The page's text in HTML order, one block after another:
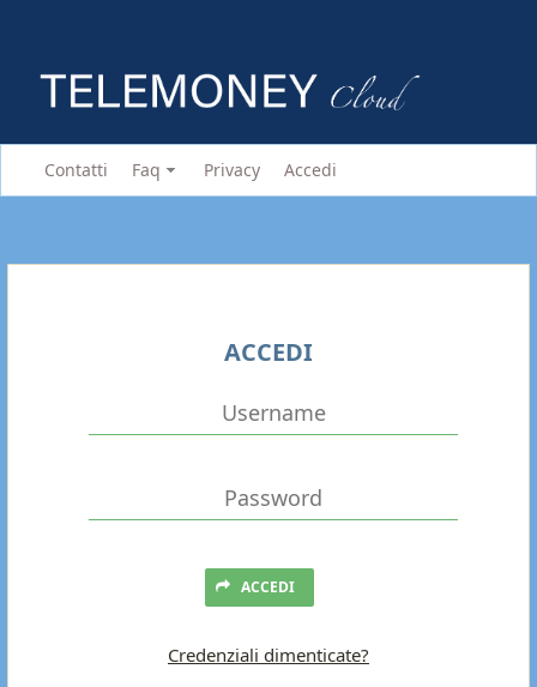
Contatti Faq Privacy Accedi
ACCEDI
ACCEDI
Credenziali dimenticate?